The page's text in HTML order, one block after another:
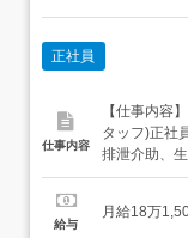
正社員
仕事内容
【仕事内容
タッフ)正社
排泄介助、
手当<給与>
額:18,400円
給与
月給18万